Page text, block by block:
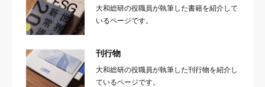
大和総研の役職員が執筆した書籍を紹介して
いるページです。
刊行物
大和総研の役職員が執筆した刊行物を紹介し
ているページです。